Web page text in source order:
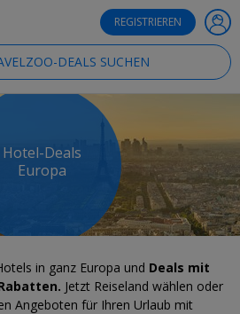
REGISTRIEREN
DEALS SUCHEN
Hotel-Deals
Europa
in ganz Europa und Deals mit
Jetzt Reiseland wählen oder
Angeboten für Ihren Urlaub mit